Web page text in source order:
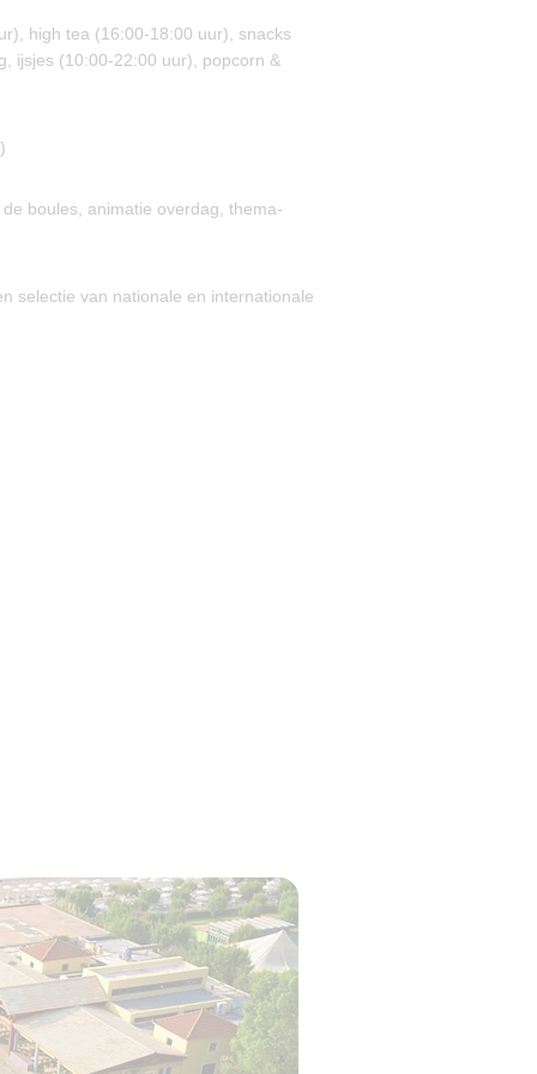
high tea (16:00-18:00 uur), snacks
ijsjes (10:00-22:00 uur), popcorn &
boules, animatie overdag, thema-
selectie van nationale en internationale